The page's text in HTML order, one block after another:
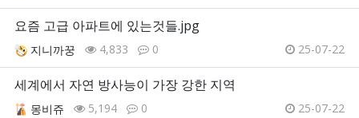
요즘 고급 아파트에 있는것들.jpg
지니까꿍 4,833 0 25-07-22
세계에서 자연 방사능이 가장 강한 지역
몽비쥬 5,194 0 25-07-22